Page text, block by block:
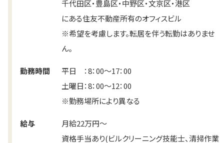
千代田区・豊島区・中野区・文京区・港区
にある住友不動産所有のオフィスビル
※希望を考慮します。転居を伴う転勤はありませ
ん。
勤務時間
平日 ：8：00～17：00
土曜日：8：00～12：00
※勤務場所により異なる
給与
月給22万円～
資格手当あり(ビルクリーニング技能士、清掃作業